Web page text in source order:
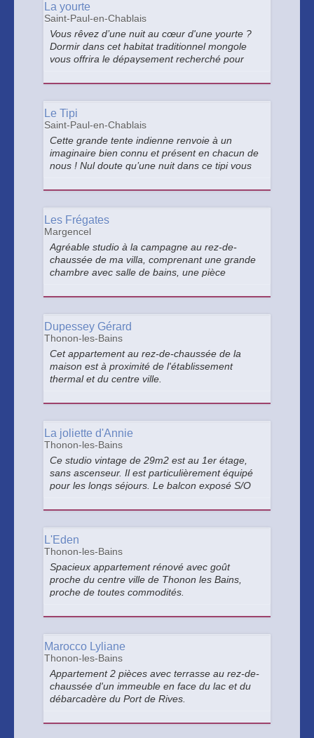
tous ensemble.
La yourte
Saint-Paul-en-Chablais
Vous rêvez d’une nuit au cœur d'une yourte ?
Dormir dans cet habitat traditionnel mongole
vous offrira le dépaysement recherché pour
Le Tipi
Saint-Paul-en-Chablais
Cette grande tente indienne renvoie à un
imaginaire bien connu et présent en chacun de
nous ! Nul doute qu’une nuit dans ce tipi vous
pourrez expérimenter la vie nomade le temps
Les Frégates
Margencel
Agréable studio à la campagne au rez-de-
chaussée de ma villa, comprenant une grande
chambre avec salle de bains, une pièce
buanderie. Entrée indépendante par une
chauffée.
Dupessey Gérard
Thonon-les-Bains
Cet appartement au rez-de-chaussée de la
maison est à proximité de l'établissement
thermal et du centre ville.
La joliette d'Annie
Thonon-les-Bains
Ce studio vintage de 29m2 est au 1er étage,
sans ascenseur. Il est particulièrement équipé
pour les longs séjours. Le balcon exposé S/O
calme.
L'Eden
Thonon-les-Bains
Spacieux appartement rénové avec goût
proche du centre ville de Thonon les Bains,
proche de toutes commodités.
Marocco Lyliane
Thonon-les-Bains
Appartement 2 pièces avec terrasse au rez-de-
chaussée d'un immeuble en face du lac et du
débarcadère du Port de Rives.